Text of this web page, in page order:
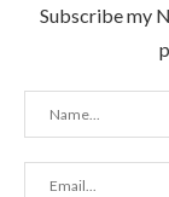
Subscribe my